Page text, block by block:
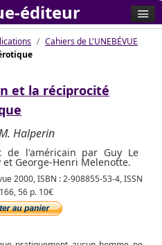
Cahiers de L'UNEBÉVUE
et la réciprocité
Halperin
de l'américain par Guy Le
et George-Henri Melenotte.
2000, ISBN : 2-908855-53-4, ISSN
56 p. 10€
éditeur